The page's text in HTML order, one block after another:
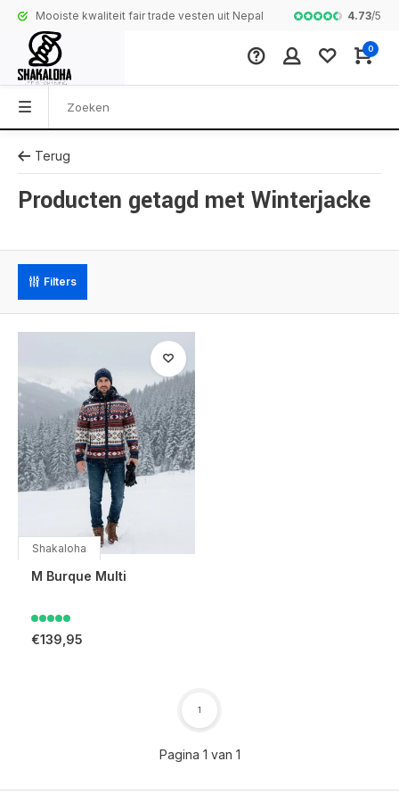
Mooiste kwaliteit fair trade vesten uit Nepal Complete
4.73/5
0
Terug
Producten getagd met Winterjacke
Filters
Shakaloha
M Burque Multi
€139,95
Pagina 1 van 1
1